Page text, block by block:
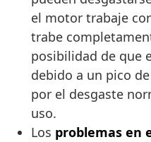
el motor trabaje
trabe
posibilidad de que
debido a un pico
por el desgaste
uso.
Los problemas en